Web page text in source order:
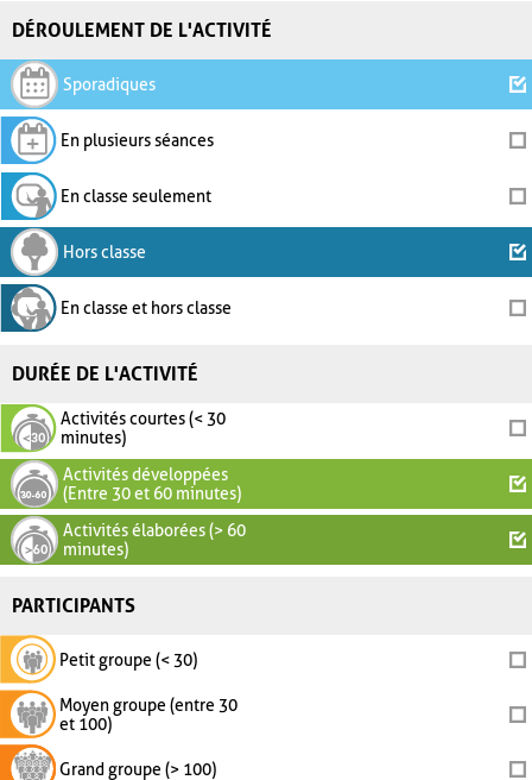
DÉROULEMENT DE L'ACTIVITÉ
Sporadiques
En plusieurs séances
En classe seulement
Hors classe
En classe et hors classe
DURÉE DE L'ACTIVITÉ
Activités courtes (< 30
minutes)
Activités développées
(Entre 30 et 60 minutes)
Activités élaborées (> 60
minutes)
PARTICIPANTS
Petit groupe (< 30)
Moyen groupe (entre 30
et 100)
Grand groupe (> 100)